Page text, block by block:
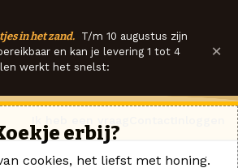
in het zand. T/m 10 augustus zijn
en kan je levering 1 tot 4
werkt het snelst:
×
erbij?
cookies, het liefst met honing.